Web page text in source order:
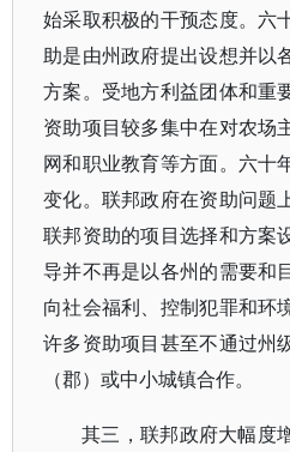
始采取积极的干预态度。六
助是由州政府提出设想并以
方案。受地方利益团体和重
资助项目较多集中在对农场
网和职业教育等方面。六十
变化。联邦政府在资助问题
联邦资助的项目选择和方案
导并不再是以各州的需要和
向社会福利、控制犯罪和环
许多资助项目甚至不通过州
（郡）或中小城镇合作。
其三，联邦政府大幅度